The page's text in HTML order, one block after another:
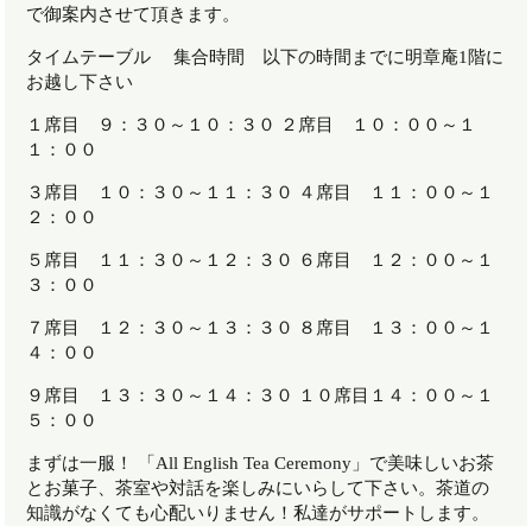
で御案内させて頂きます。
タイムテーブル 集合時間 以下の時間までに明章庵1階に
お越し下さい
１席目 ９：３０～１０：３０ ２席目 １０：００～１
１：００
３席目 １０：３０～１１：３０ ４席目 １１：００～１
２：００
５席目 １１：３０～１２：３０ ６席目 １２：００～１
３：００
７席目 １２：３０～１３：３０ ８席目 １３：００～１
４：００
９席目 １３：３０～１４：３０ １０席目１４：００～１
５：００
まずは一服！ 「All English Tea Ceremony」で美味しいお茶
とお菓子、茶室や対話を楽しみにいらして下さい。茶道の
知識がなくても心配いりません！私達がサポートします。